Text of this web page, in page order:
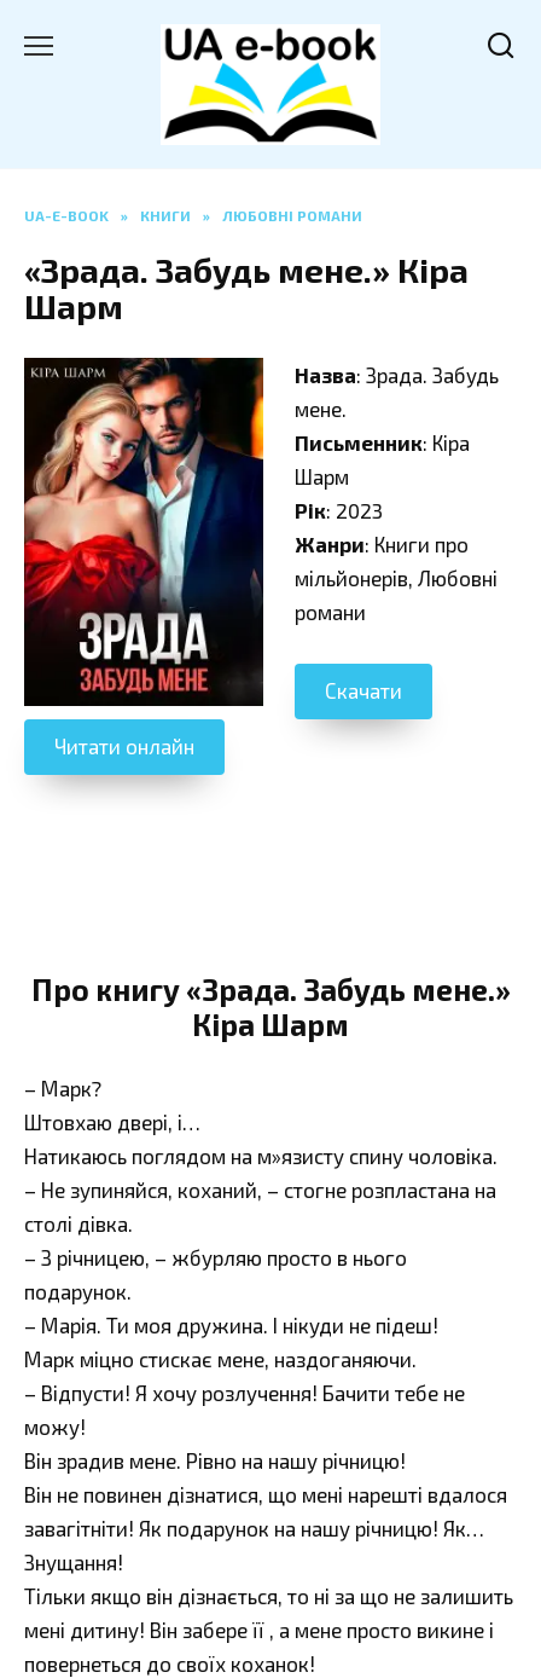
UA-E-BOOK » КНИГИ » ЛЮБОВНІ РОМАНИ
«Зрада. Забудь мене.» Кіра
Шарм
Назва: Зрада. Забудь
мене.
Письменник: Кіра
Шарм
Рік: 2023
Жанри: Книги про
мільйонерів, Любовні
романи
Скачати
Читати онлайн
Про книгу «Зрада. Забудь мене.»
Кіра Шарм
– Марк?
Штовхаю двері, і…
Натикаюсь поглядом на м»язисту спину чоловіка.
– Не зупиняйся, коханий, – стогне розпластана на
столі дівка.
– З річницею, – жбурляю просто в нього
подарунок.
– Марія. Ти моя дружина. І нікуди не підеш!
Марк міцно стискає мене, наздоганяючи.
– Відпусти! Я хочу розлучення! Бачити тебе не
можу!
Він зрадив мене. Рівно на нашу річницю!
Він не повинен дізнатися, що мені нарешті вдалося
завагітніти! Як подарунок на нашу річницю! Як…
Знущання!
Тільки якщо він дізнається, то ні за що не залишить
мені дитину! Він забере її , а мене просто викине і
повернеться до своїх коханок!